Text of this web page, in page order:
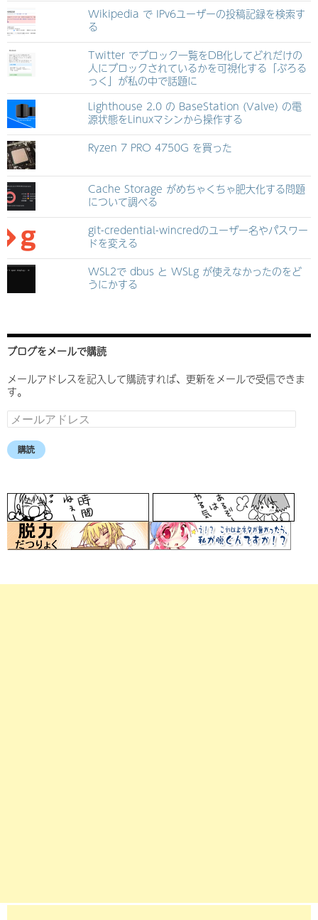
Wikipedia で IPv6ユーザーの投稿記録を検索す
る
Twitter でブロック一覧をDB化してどれだけの
人にブロックされているかを可視化する「ぶろる
っく」が私の中で話題に
Lighthouse 2.0 の BaseStation (Valve) の電
源状態をLinuxマシンから操作する
Ryzen 7 PRO 4750G を買った
Cache Storage がめちゃくちゃ肥大化する問題
について調べる
git-credential-wincredのユーザー名やパスワー
ドを変える
WSL2で dbus と WSLg が使えなかったのをど
うにかする
ブログをメールで購読
メールアドレスを記入して購読すれば、更新をメールで受信できま
す。
メ
ー
ル
ア
ス
購読